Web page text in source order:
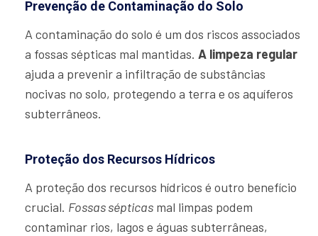
Prevenção de Contaminação do Solo
A contaminação do solo é um dos riscos associados
a fossas sépticas mal mantidas. A limpeza regular
ajuda a prevenir a infiltração de substâncias
nocivas no solo, protegendo a terra e os aquíferos
subterrâneos.
Proteção dos Recursos Hídricos
A proteção dos recursos hídricos é outro benefício
crucial. Fossas sépticas mal limpas podem
contaminar rios, lagos e águas subterrâneas,